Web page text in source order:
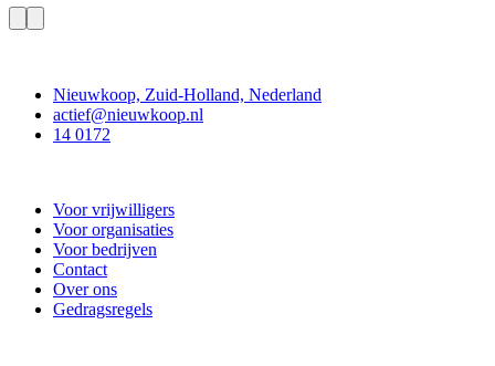
Nieuwkoop, Zuid-Holland, Nederland
actief@nieuwkoop.nl
14 0172
Voor vrijwilligers
Voor organisaties
Voor bedrijven
Contact
Over ons
Gedragsregels